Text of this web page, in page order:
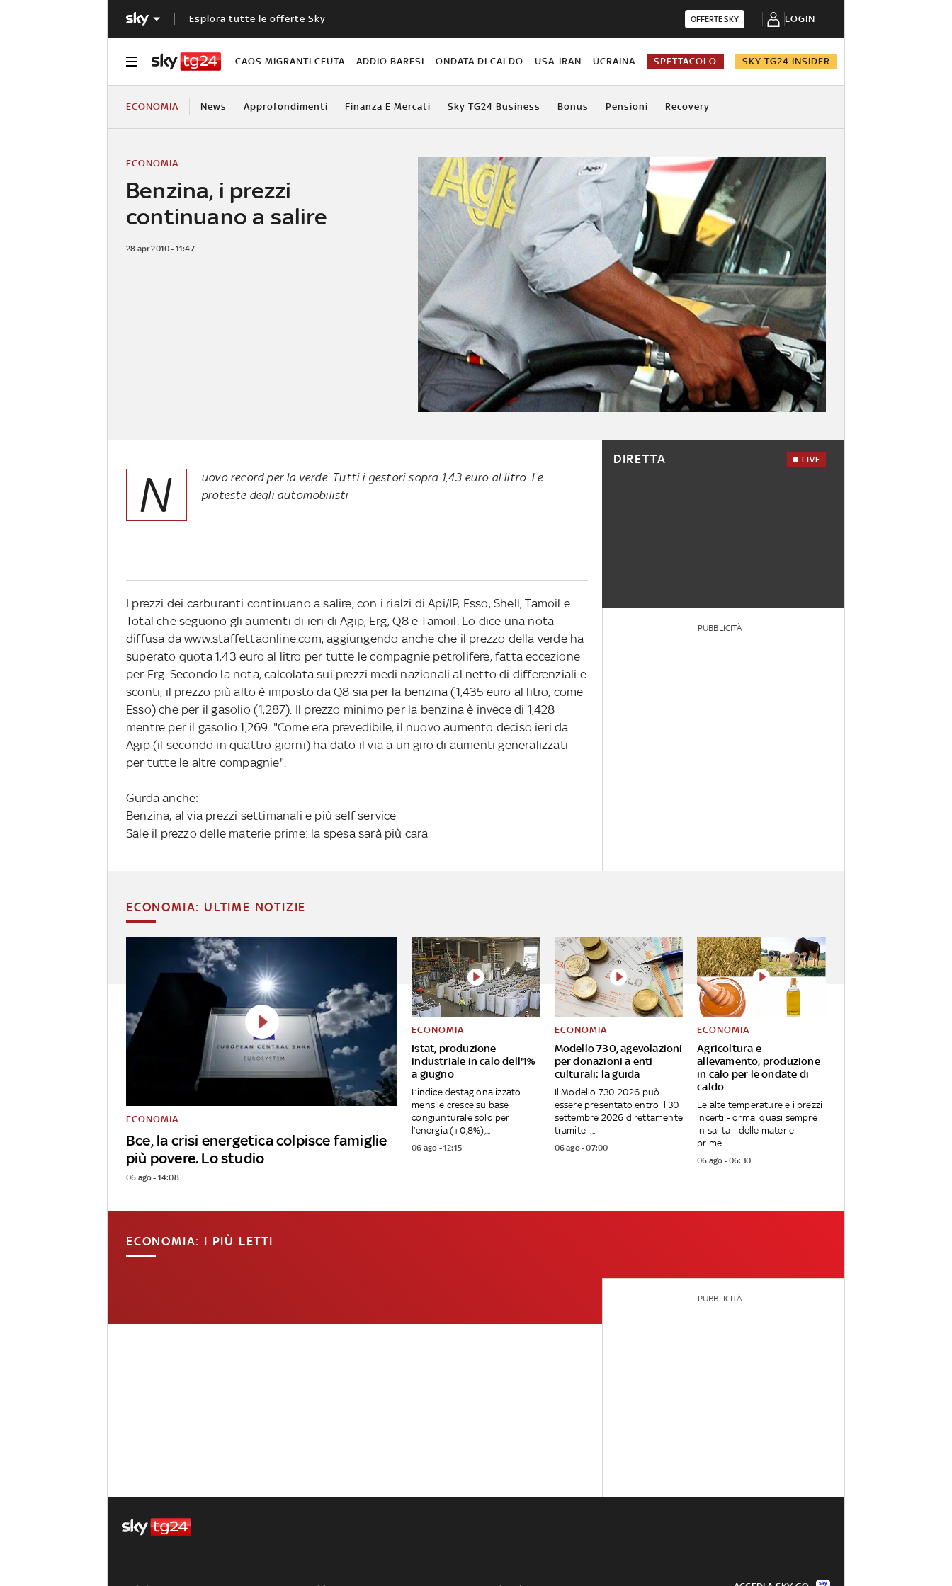
Esplora tutte le offerte Sky OFFERTE SKY LOGIN
CAOS MIGRANTI CEUTA ADDIO BARESI ONDATA DI CALDO USA-IRAN UCRAINA SPETTACOLO SKY TG24 INSIDER
ECONOMIA News Approfondimenti Finanza E Mercati Sky TG24 Business Bonus Pensioni Recovery
Benzina, i prezzi
continuano a salire
ECONOMIA
28 apr 2010 - 11:47
N
uovo record per la verde. Tutti i gestori sopra 1,43 euro al litro. Le
proteste degli automobilisti
I prezzi dei carburanti continuano a salire, con i rialzi di Api/IP, Esso, Shell, Tamoil e
Total che seguono gli aumenti di ieri di Agip, Erg, Q8 e Tamoil. Lo dice una nota
diffusa da www.staffettaonline.com, aggiungendo anche che il prezzo della verde ha
superato quota 1,43 euro al litro per tutte le compagnie petrolifere, fatta eccezione
per Erg. Secondo la nota, calcolata sui prezzi medi nazionali al netto di differenziali e
sconti, il prezzo più alto è imposto da Q8 sia per la benzina (1,435 euro al litro, come
Esso) che per il gasolio (1,287). Il prezzo minimo per la benzina è invece di 1,428
mentre per il gasolio 1,269. "Come era prevedibile, il nuovo aumento deciso ieri da
Agip (il secondo in quattro giorni) ha dato il via a un giro di aumenti generalizzati
per tutte le altre compagnie".
Gurda anche:
Benzina, al via prezzi settimanali e più self service
Sale il prezzo delle materie prime: la spesa sarà più cara
DIRETTA LIVE
PUBBLICITÀ
ECONOMIA: ULTIME NOTIZIE
Bce, la crisi energetica colpisce famiglie
più povere. Lo studio
ECONOMIA
06 ago - 14:08
Istat, produzione
industriale in calo dell'1%
a giugno
ECONOMIA
L’indice destagionalizzato
mensile cresce su base
congiunturale solo per
l’energia (+0,8%),...
06 ago - 12:15
Modello 730, agevolazioni
per donazioni a enti
culturali: la guida
ECONOMIA
Il Modello 730 2026 può
essere presentato entro il 30
settembre 2026 direttamente
tramite i...
06 ago - 07:00
Agricoltura e
allevamento, produzione
in calo per le ondate di
caldo
ECONOMIA
Le alte temperature e i prezzi
incerti - ormai quasi sempre
in salita - delle materie
prime...
06 ago - 06:30
ECONOMIA: I PIÙ LETTI
PUBBLICITÀ